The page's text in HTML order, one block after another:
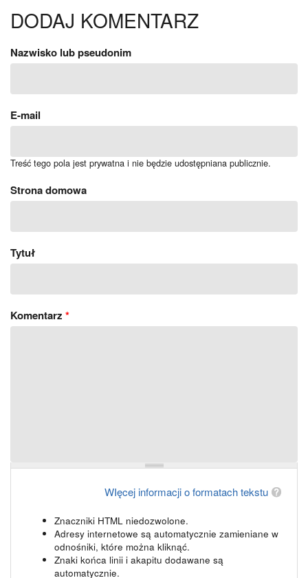
DODAJ KOMENTARZ
Nazwisko lub pseudonim
E-mail
Treść tego pola jest prywatna i nie będzie udostępniana publicznie.
Strona domowa
Tytuł
Komentarz *
WIęcej informacji o formatach tekstu
Znaczniki HTML niedozwolone.
Adresy internetowe są automatycznie zamieniane w
odnośniki, które można kliknąć.
Znaki końca linii i akapitu dodawane są
automatycznie.